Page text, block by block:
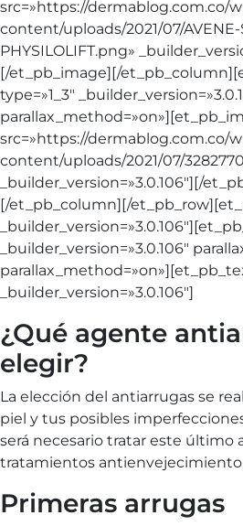
src=»https://dermablog.com.co/
content/uploads/2021/07/AVENE-
PHYSILOLIFT.png»
[/et_pb_image][/
type=»1_3″
src=»https://dermablog.com.co/
content/uploads/2021/07/
_builder_version=»3.0.106″][/
[/et_pb_column][/
_builder_version=»3.0.106″
_builder_version=»3.0.106″]
¿Qué agente
elegir?
La elección del antiarrugas se
piel y tus posibles
será necesario tratar este último
tratamientos
Primeras arrugas